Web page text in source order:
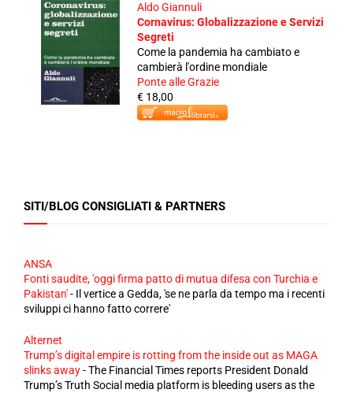
Aldo Giannuli
Cornavirus: Globalizzazione e Servizi
Segreti
Come la pandemia ha cambiato e
cambierà l'ordine mondiale
Ponte alle Grazie
€ 18,00
SITI/BLOG CONSIGLIATI & PARTNERS
ANSA
Fonti saudite, 'oggi firma patto di mutua difesa con Turchia e
Pakistan'- Il vertice a Gedda, 'se ne parla da tempo ma i recenti
sviluppi ci hanno fatto correre'
Alternet
Trump’s digital empire is rotting from the inside out as MAGA
slinks away-The Financial Times reports President Donald
Trump’s Truth Social media platform is bleeding users as the